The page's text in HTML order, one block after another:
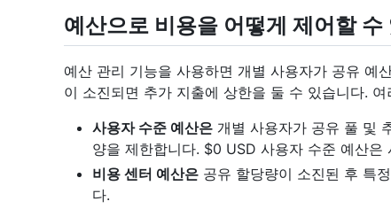
예산으로 비용을 어떻게 제어할 수
예산 관리 기능을 사용하면 개별 사용자가 공유 예
이 소진되면 추가 지출에 상한을 둘 수 있습니다.
사용자 수준 예산은 개별 사용자가 공유 풀 및
양을 제한합니다. $0 USD 사용자 수준 예산은
비용 센터 예산은 공유 할당량이 소진된 후 특
다.